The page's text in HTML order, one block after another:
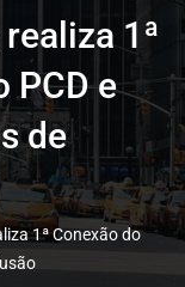
1ª
PCD e
de
1ª Conexão do